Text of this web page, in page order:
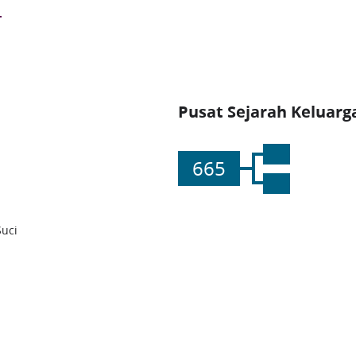
Pusat Sejarah
665